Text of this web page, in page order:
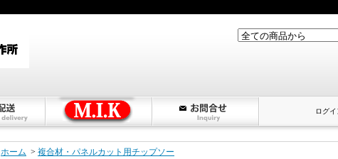
ログイ
ホーム > 複合材・パネルカット用チップソー